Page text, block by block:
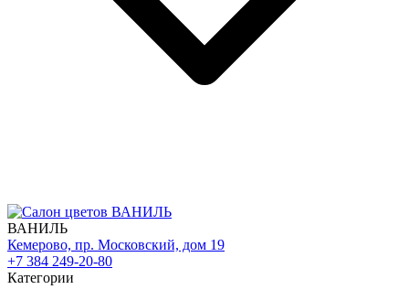
ВАНИЛЬ
Кемерово, пр. Московский, дом 19
+7 384 249-20-80
Категории